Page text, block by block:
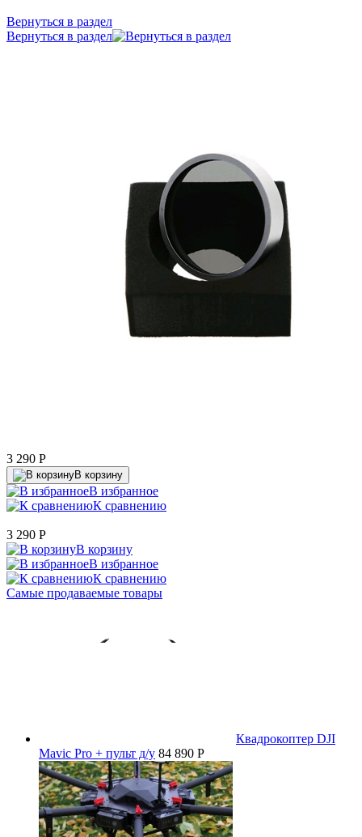
Вернуться в раздел
Вернуться в раздел
3 290 P
В корзину
В избранное
К сравнению
3 290 P
В корзину
В избранное
К сравнению
Самые продаваемые товары
Квадрокоптер DJI
Mavic Pro + пульт д/у 84 890 P